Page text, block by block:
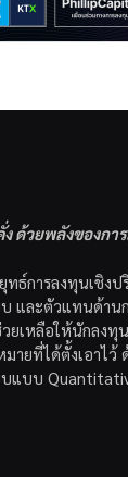
ด้วยพลังของกา
ทธ์การลงทุนเชิง
และตัวแทนด้าน
ยเหลือให้นักลงทุ
มายที่ได้ตั้งเอาไ
แบบ